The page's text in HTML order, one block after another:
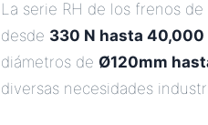
La serie RH de los frenos
desde 330 N hasta 40,000
diámetros de Ø120mm
diversas necesidades